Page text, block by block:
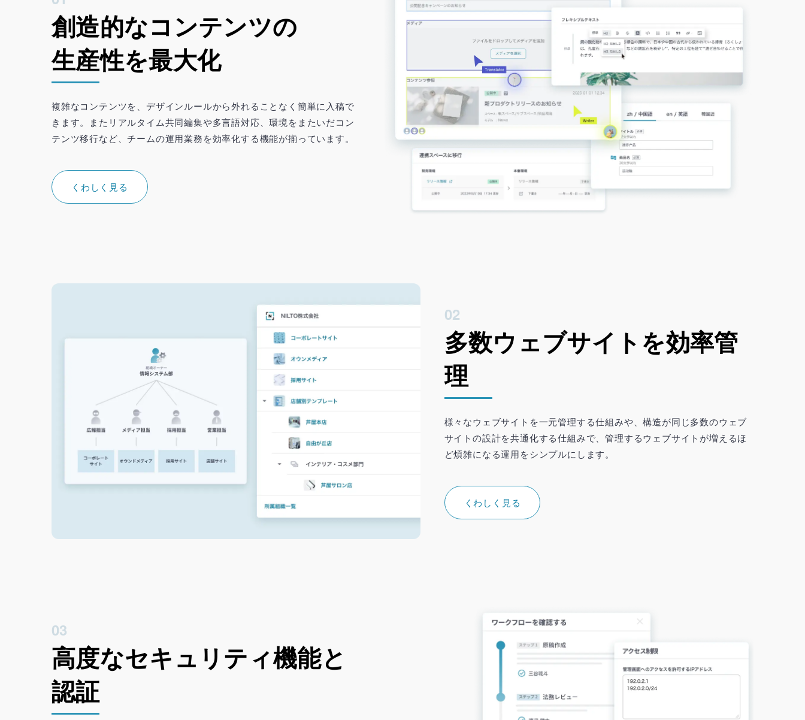
創造的なコンテンツの
生産性を最大化
複雑なコンテンツを、デザインルールから外れることなく簡単に入稿で
きます。またリアルタイム共同編集や多言語対応、環境をまたいだコン
テンツ移行など、チームの運用業務を効率化する機能が揃っています。
くわしく見る
02
多数ウェブサイトを効率管
理
様々なウェブサイトを一元管理する仕組みや、構造が同じ多数のウェブ
サイトの設計を共通化する仕組みで、管理するウェブサイトが増えるほ
ど煩雑になる運用をシンプルにします。
くわしく見る
03
高度なセキュリティ機能と
認証